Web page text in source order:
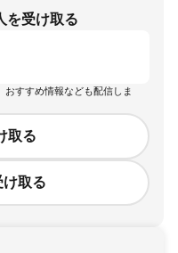
を受け取る
おすすめ情報なども配信しま
取る
け取る